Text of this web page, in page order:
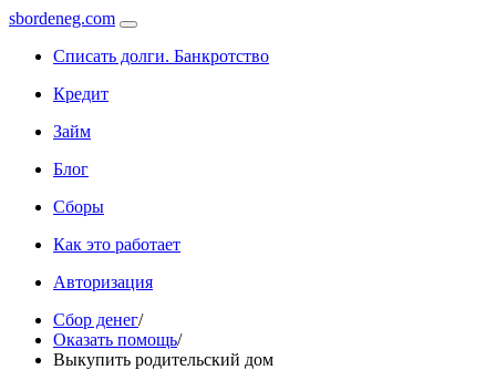
sbordeneg.com
Списать долги. Банкротство
Кредит
Займ
Блог
Сборы
Как это работает
Авторизация
Сбор денег/
Оказать помощь/
Выкупить родительский дом